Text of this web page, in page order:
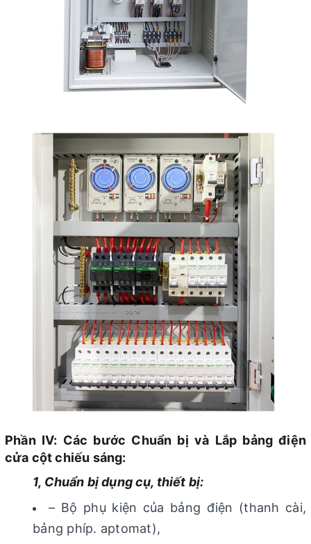
Phần IV: Các bước Chuẩn bị và Lắp bảng điện
cửa cột chiếu sáng:
1, Chuẩn bị dụng cụ, thiết bị:
– Bộ phụ kiện của bảng điện (thanh cài,
bảng phíp. aptomat),